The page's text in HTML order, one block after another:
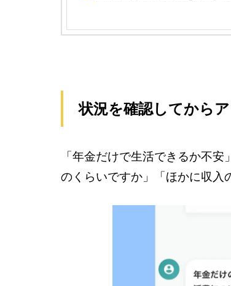
状況を確認してから
「年金だけで生活できるか不
のくらいですか」「ほかに収入